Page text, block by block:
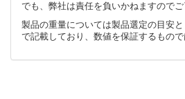
でも、弊社は責任を負いかねますのでご
製品の重量については製品選定の目安
で記載しており、数値を保証するもので